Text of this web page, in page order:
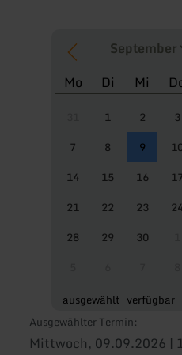
Mo Di Mi
1 2 3
7
8 9
14
15 16 17
21
22 23
28
29 30
ausgewählt verfügbar
Ausgewählter Termin:
Mittwoch, 09.09.2026 |